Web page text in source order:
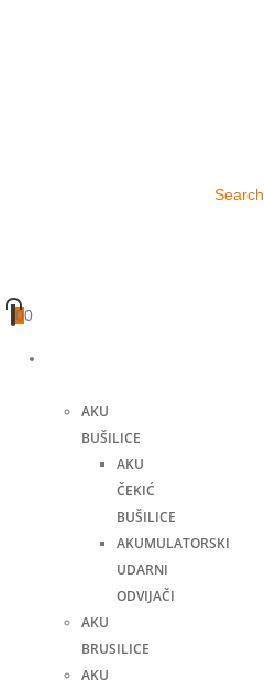
Search
00
AKU
BUŠILICE
AKU
ČEKIĆ
BUŠILICE
AKUMULATORSKI
UDARNI
ODVIJAČI
AKU
BRUSILICE
AKU